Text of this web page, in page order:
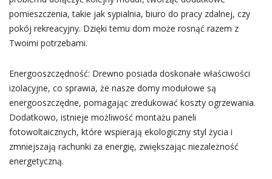
pomieszczenia, takie jak sypialnia, biuro do pracy zdalnej, czy
pokój rekreacyjny. Dzięki temu dom może rosnąć razem z
Twoimi potrzebami.
Energooszczędność: Drewno posiada doskonałe właściwości
izolacyjne, co sprawia, że nasze domy modułowe są
energooszczędne, pomagając zredukować koszty ogrzewania.
Dodatkowo, istnieje możliwość montażu paneli
fotowoltaicznych, które wspierają ekologiczny styl życia i
zmniejszają rachunki za energię, zwiększając niezależność
energetyczną.